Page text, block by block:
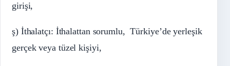
girişi,
ş) İthalatçı: İthalattan sorumlu, Türkiye’de yerleşik
gerçek veya tüzel kişiyi,